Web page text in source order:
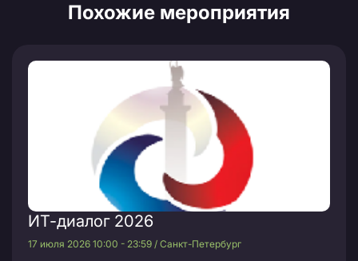
Похожие мероприятия
ИТ-диалог 2026
17 июля 2026 10:00 - 23:59 / Санкт-Петербург